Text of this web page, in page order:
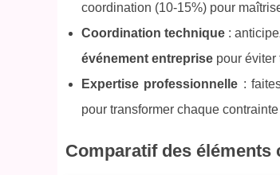
coordination (10-15%) pour
Coordination technique :
événement entreprise pour éviter
Expertise professionnelle :
pour transformer chaque
Comparatif des